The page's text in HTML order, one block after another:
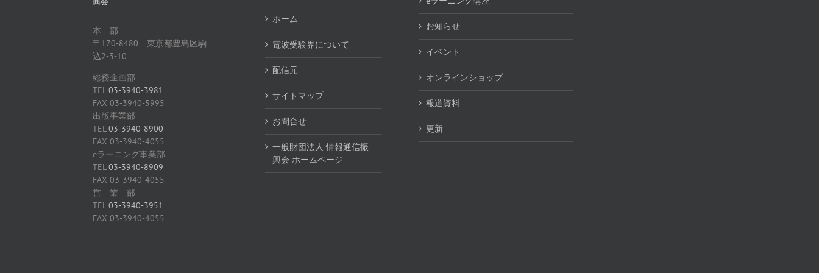
本 部
〒170-8480 東京都豊島区駒
込2-3-10
総務企画部
TEL03-3940-3981
FAX 03-3940-5995
出版事業部
TEL03-3940-8900
FAX 03-3940-4055
eラーニング事業部
TEL03-3940-8909
FAX 03-3940-4055
営 業 部
TEL03-3940-3951
FAX 03-3940-4055
ホーム
電波受験界について
配信元
サイトマップ
お問合せ
一般財団法人 情報通信振
興会 ホームページ
お知らせ
イベント
オンラインショップ
報道資料
更新